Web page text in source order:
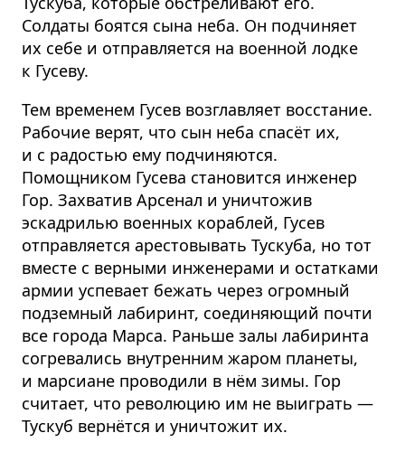
Солдаты боятся сына неба. Он подчиняет
их себе и отправляется на военной лодке
к Гусеву.
Тем временем Гусев возглавляет восстание.
Рабочие верят, что сын неба спасёт их,
и с радостью ему подчиняются.
Помощником Гусева становится инженер
Гор. Захватив Арсенал и уничтожив
эскадрилью военных кораблей, Гусев
отправляется арестовывать Тускуба, но тот
вместе с верными инженерами и остатками
армии успевает бежать через огромный
подземный лабиринт, соединяющий почти
все города Марса. Раньше залы лабиринта
согревались внутренним жаром планеты,
и марсиане проводили в нём зимы. Гор
считает, что революцию им не выиграть —
Тускуб вернётся и уничтожит их.